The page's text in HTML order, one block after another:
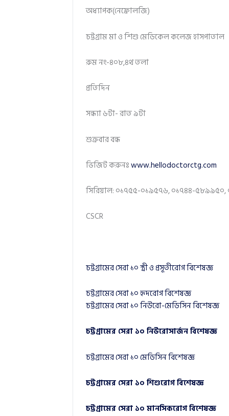
অধ্যাপক(নেফ্রোলজি)
চট্টগ্রাম মা ও শিশু মেডিকেল কলেজ হাসপাতাল
রুম নং-৪০৮,৪থ তলা
প্রতিদিন
সন্ধ্যা ৬টা- রাত ৯টা
শুক্রবার বন্ধ
ভিজিট করুনঃwww.hellodoctorctg.com
সিরিয়াল: ০১৭৫৫-০১৯৫৭৬, ০১৭৪৪-
CSCR
চট্টগ্রামের সেরা ১০ স্ত্রী ও প্রসূতীরোগ বিশেষজ্ঞ
চট্টগ্রামের সেরা ১০ হৃদরোগ বিশেষজ্ঞ
চট্টগ্রামের সেরা ১০ নিউরো-মেডিসিন বিশেষজ্ঞ
চট্টগ্রামের সেরা ১০ নিউরোসার্জন বিশেষজ্ঞ
চট্টগ্রামের সেরা ১০ মেডিসিন বিশেষজ্ঞ
চট্টগ্রামের সেরা ১০ শিশুরোগ বিশেষজ্ঞ
চট্টগ্রামের সেরা ১০ মানসিকরোগ বিশেষজ্ঞ